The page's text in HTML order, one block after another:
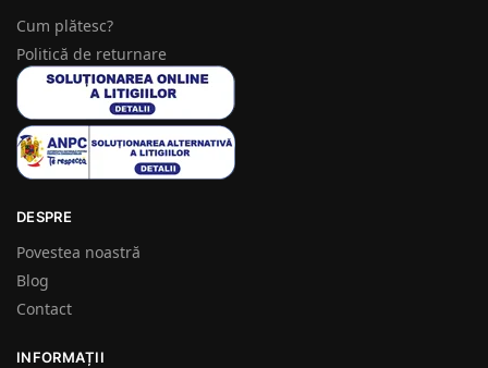
Cum plătesc?
Politică de returnare
DESPRE
Povestea noastră
Blog
Contact
INFORMAȚII